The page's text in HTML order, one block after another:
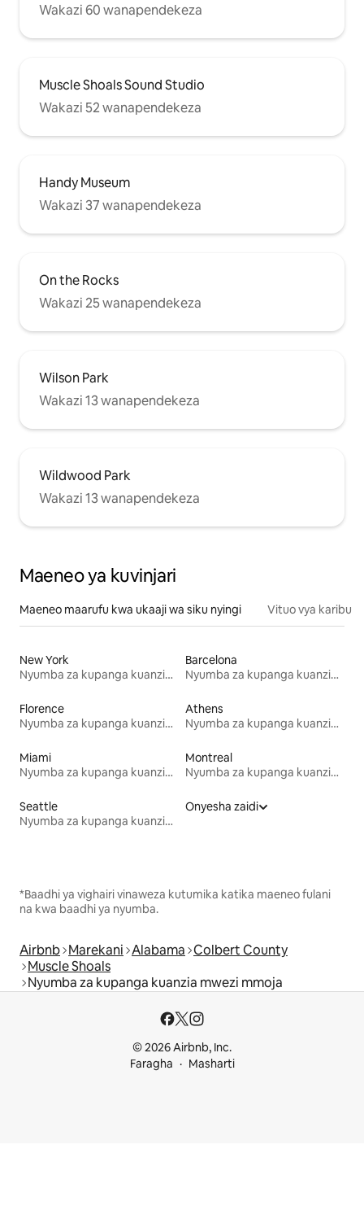
Wakazi 60 wanapendekeza
Muscle Shoals Sound Studio
Wakazi 52 wanapendekeza
Handy Museum
Wakazi 37 wanapendekeza
On the Rocks
Wakazi 25 wanapendekeza
Wilson Park
Wakazi 13 wanapendekeza
Wildwood Park
Wakazi 13 wanapendekeza
Maeneo ya kuvinjari
Maeneo maarufu kwa ukaaji wa siku nyingi Vituo vya karibu
New York
Nyumba za kupanga kuanzia mwezi mmoja
Barcelona
Nyumba za kupanga kuanzia mwezi mmoja
Florence
Nyumba za kupanga kuanzia mwezi mmoja
Athens
Nyumba za kupanga kuanzia mwezi mmoja
Miami
Nyumba za kupanga kuanzia mwezi mmoja
Montreal
Nyumba za kupanga kuanzia mwezi mmoja
Seattle
Nyumba za kupanga kuanzia mwezi mmoja
Onyesha zaidi
*Baadhi ya vighairi vinaweza kutumika katika maeneo fulani
na kwa baadhi ya nyumba.
Airbnb Marekani Alabama Colbert County
Muscle Shoals
Nyumba za kupanga kuanzia mwezi mmoja
© 2026 Airbnb, Inc.
Faragha
Masharti